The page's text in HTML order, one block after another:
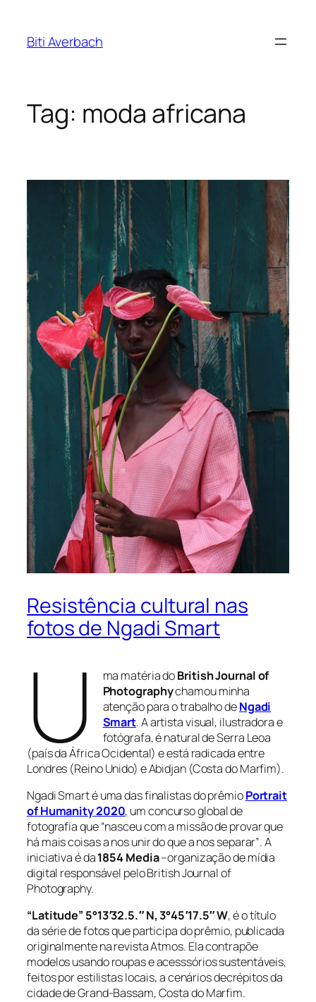
Biti Averbach
Tag: moda africana
Resistência cultural nas
fotos de Ngadi Smart
U ma matéria doBritish Journal of
Photographychamou minha
atenção para o trabalho deNgadi
Smart. A artista visual, ilustradora e
fotógrafa, é natural de Serra Leoa
(país da África Ocidental) e está radicada entre
Londres (Reino Unido) e Abidjan (Costa do Marfim).
Ngadi Smart é uma das finalistas do prêmioPortrait
of Humanity2020, um concurso global de
fotografia que“nasceu com a missão de provar que
há mais coisas a nos unir do que a nos separar”. A
iniciativa é da1854 Media–organização de mídia
digital responsável pelo British Journal of
Photography.
“Latitude” 5°13′32.5.″ N, 3°45′17.5″ W, é o título
da série de fotos que participa do prêmio, publicada
originalmente na revista Atmos. Ela contrapõe
modelos usando roupas e acesssórios sustentáveis,
feitos por estilistas locais, a cenários decrépitos da
cidade de Grand-Bassam, Costa do Marfim.